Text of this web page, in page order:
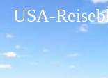
USA-